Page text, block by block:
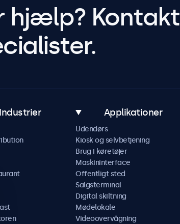
hjælp? Kontakt
Industrier Applikationer
Udendørs
Kiosk og selvbetjening
Brug i køretøjer
Maskininterface
Offentligt sted
Salgsterminal
Digital skiltning
Mødelokale
Videoovervågning